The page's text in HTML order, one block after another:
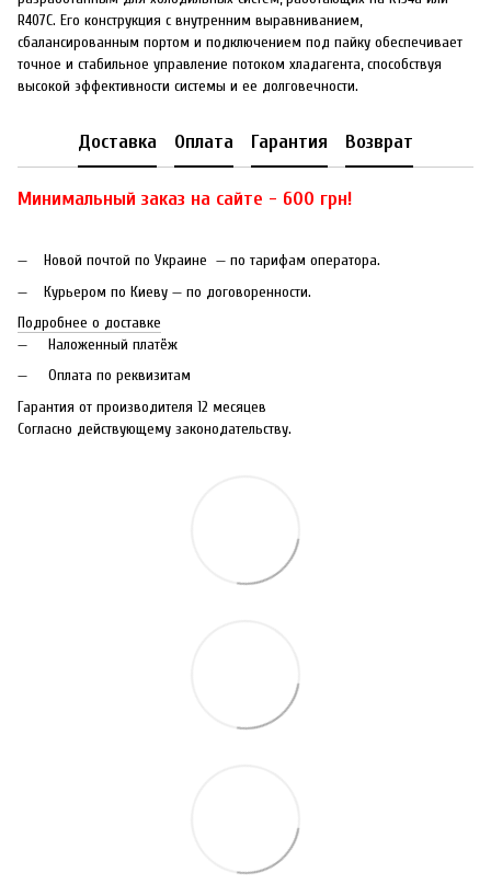
R407C. Его конструкция с внутренним выравниванием,
сбалансированным портом и подключением под пайку обеспечивает
точное и стабильное управление потоком хладагента, способствуя
высокой эффективности системы и ее долговечности.
Доставка Оплата Гарантия Возврат
Минимальный заказ на сайте - 600 грн!
Новой почтой по Украине — по тарифам оператора.
Курьером по Киеву — по договоренности.
Подробнее о доставке
Наложенный платёж
Оплата по реквизитам
Гарантия от производителя 12 месяцев
Согласно действующему законодательству.